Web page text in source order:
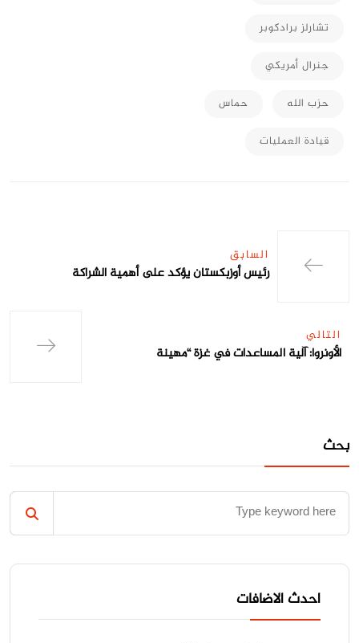
تشارلز برادكوبر
جنرال أمريكي
حزب الله حماس
قيادة العمليات
السابق
رئيس أوزبكستان يؤكد على أهمية الشراكة
التالي
الأونروا: آلية المساعدات في غزة “مهينة
بحث
احدث الاضافات